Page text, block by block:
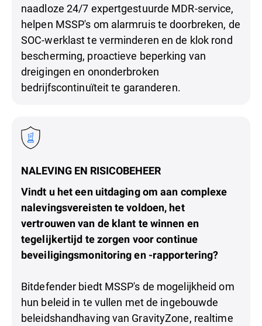
naadloze 24/7 expertgestuurde MDR-service,
helpen MSSP's om alarmruis te doorbreken, de
SOC-werklast te verminderen en de klok rond
bescherming, proactieve beperking van
dreigingen en ononderbroken
bedrijfscontinuïteit te garanderen.
NALEVING EN RISICOBEHEER
Vindt u het een uitdaging om aan complexe
nalevingsvereisten te voldoen, het
vertrouwen van de klant te winnen en
tegelijkertijd te zorgen voor continue
beveiligingsmonitoring en -rapportering?
Bitdefender biedt MSSP's de mogelijkheid om
hun beleid in te vullen met de ingebouwde
beleidshandhaving van GravityZone, realtime